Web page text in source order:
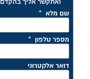
ואתקשר אליך בהקדם